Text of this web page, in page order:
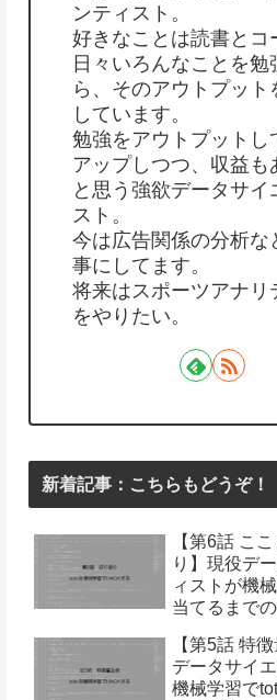
ンティスト。
好きなことは読書とコ
日々いろんなことを勉
ら、そのアウトプット
しています。
勉強をアウトプットし
アップしつつ、収益も
と思う強欲データサイ
スト。
今は広告関係の分析な
事にしてます。
将来はスポーツアナリ
をやりたい。
新着記事：こちらもどうぞ！
【第6話 こ
り】現役デ
ィストが機
当てるまで
【第5話 特
データサイ
機械学習で